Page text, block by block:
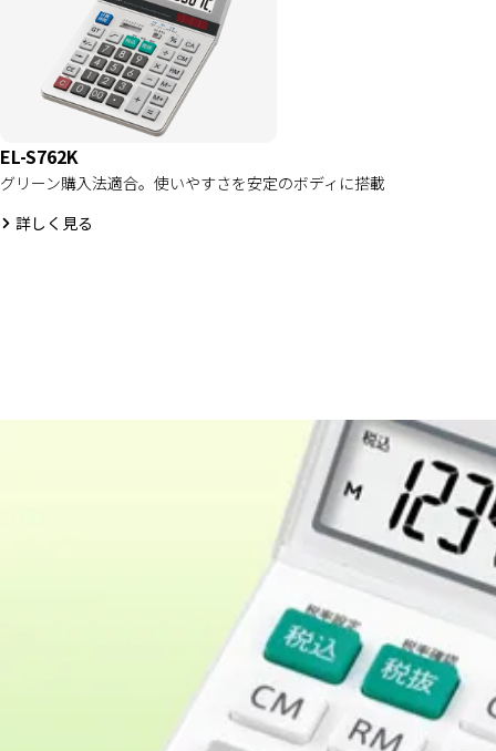
EL-S762K
グリーン購入法適合。使いやすさを安定のボディに搭載
詳しく見る